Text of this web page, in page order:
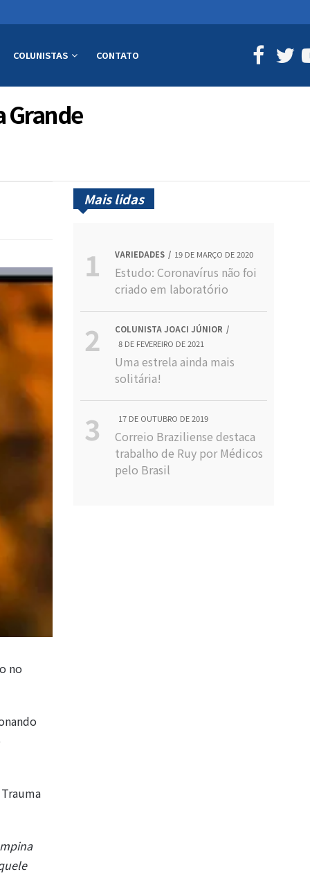
COLUNISTAS CONTATO
Grande
no
Mais lidas
VARIEDADES 19 DE MARÇO DE 2020
Estudo: Coronavírus não foi
criado em laboratório
COLUNISTA JOACI JÚNIOR
8 DE FEVEREIRO DE 2021
Uma estrela ainda mais
solitária!
17 DE OUTUBRO DE 2019
Correio Braziliense destaca
trabalho de Ruy por Médicos
pelo Brasil